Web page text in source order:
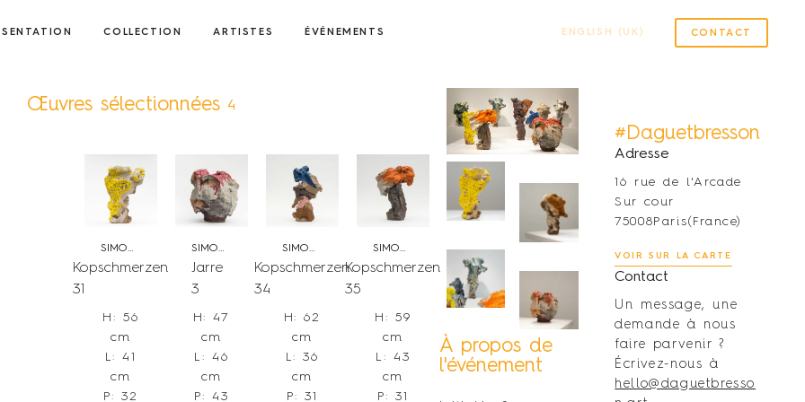
COLLECTION ARTISTES ÉVÉNEMENTS ENGLISH (UK) CONTACT
Œuvres sélectionnées 4
SIMON MANOHA
Kopschmerzen
31
H: 56
cm
L: 41
cm
P: 32
SIMON MANOHA
Jarre
3
H: 47
cm
L: 46
cm
P: 43
SIMON MANOHA
Kopschmerzen
34
H: 62
cm
L: 36
cm
P: 31
SIMON MANOHA
Kopschmerzen
35
H: 59
cm
L: 43
cm
P: 31
À propos de
l'événement
#Daguetbresson
Adresse
16 rue de l'Arcade
Sur cour
75008Paris(France)
VOIR SUR LA CARTE
Contact
Un message, une
demande à nous
faire parvenir ?
Écrivez-nous à
hello@daguetbresso